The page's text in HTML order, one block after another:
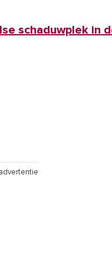
schaduwplek in